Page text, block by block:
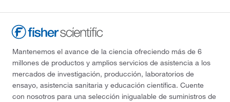
Mantenemos el avance de la ciencia ofreciendo más de 6
millones de productos y amplios servicios de asistencia a los
mercados de investigación, producción, laboratorios de
ensayo, asistencia sanitaria y educación científica. Cuente
con nosotros para una selección inigualable de suministros de